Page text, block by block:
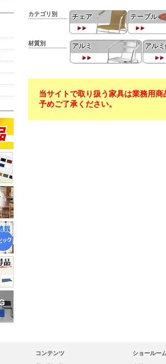
カテゴリ別 チェア テーブル
材質別 アルミ アル
当サイトで取り扱う家具は業務用
予めご了承ください。
コンテンツ
ショールー